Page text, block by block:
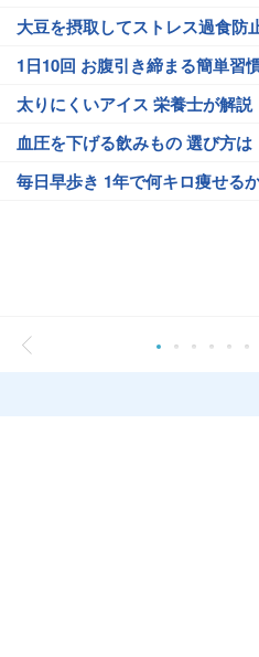
大豆を摂取してストレス過食防
1日10回 お腹引き締まる簡単習
太りにくいアイス 栄養士が解説
血圧を下げる飲みもの 選び方は
毎日早歩き 1年で何キロ痩せる